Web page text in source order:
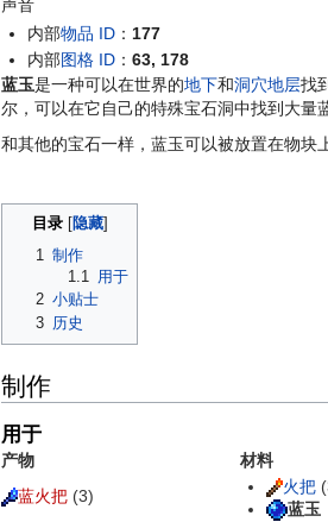
声音
内部物品 ID ： 177
内部图格 ID ：63, 178
蓝玉是一种可以在世界的地下和洞穴地层找
尔，可以在它自己的特殊宝石洞中找到大量
和其他的宝石一样，蓝玉可以被放置在物块
目录
1
制作
1.1
用于
2 小贴士
3 历史
制作
用于
产物 材料
蓝火把 (3) 火把
蓝玉